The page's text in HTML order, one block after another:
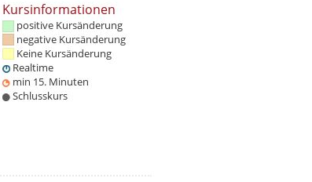
Kursinformationen
positive Kursänderung
negative Kursänderung
Keine Kursänderung
Realtime
min 15. Minuten
Schlusskurs